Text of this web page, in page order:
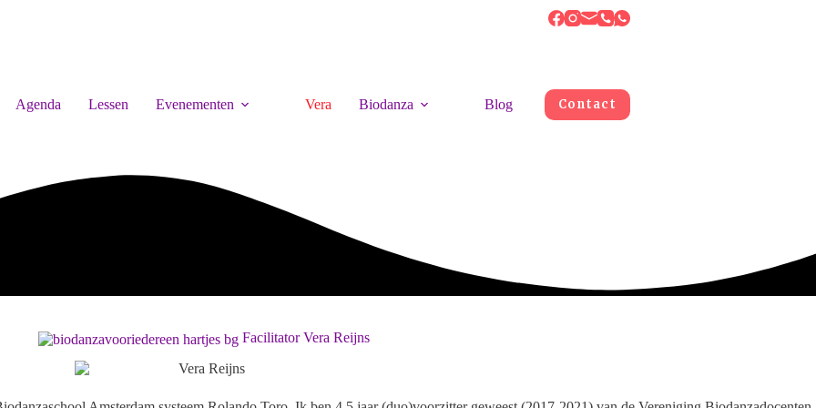
Agenda Lessen Evenementen Vera Biodanza Blog Contact
Facilitator Vera Reijns